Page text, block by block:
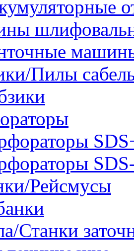
Пилы
Рейсмусы
Станки